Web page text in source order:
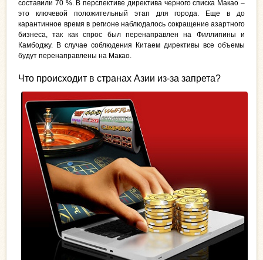
составили 70 %. В перспективе директива черного списка Макао –
это ключевой положительный этап для города. Еще в до
карантинное время в регионе наблюдалось сокращение азартного
бизнеса, так как спрос был перенаправлен на Филлипины и
Камбоджу. В случае соблюдения Китаем директивы все объемы
будут перенаправлены на Макао.
Что происходит в странах Азии из-за запрета?